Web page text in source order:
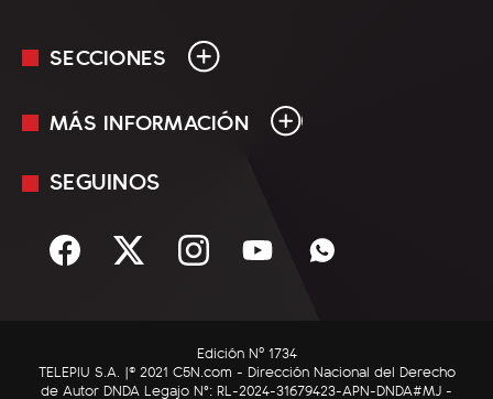
SECCIONES
En Vivo
Sociedad
C5N Autos
MÁS INFORMACIÓN
Mediakit
Términos y condiciones
SEGUINOS
Edición Nº 1734
TELEPIU S.A. |© 2021 C5N.com - Dirección Nacional del Derecho
de Autor DNDA Legajo N°: RL-2024-31679423-APN-DNDA#MJ -